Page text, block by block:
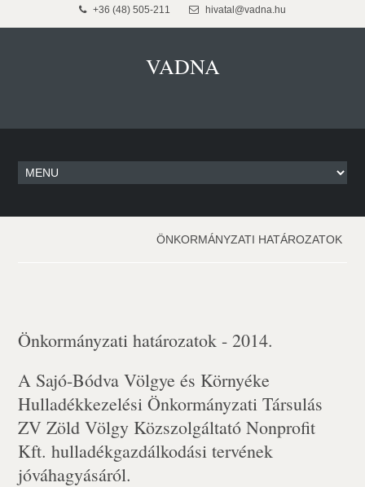
+36 (48) 505-211 hivatal@vadna.hu
VADNA
ÖNKORMÁNYZATI HATÁROZATOK
Önkormányzati határozatok - 2014.
A Sajó-Bódva Völgye és Környéke
Hulladékkezelési Önkormányzati Társulás
ZV Zöld Völgy Közszolgáltató Nonprofit
Kft. hulladékgazdálkodási tervének
jóváhagyásáról.